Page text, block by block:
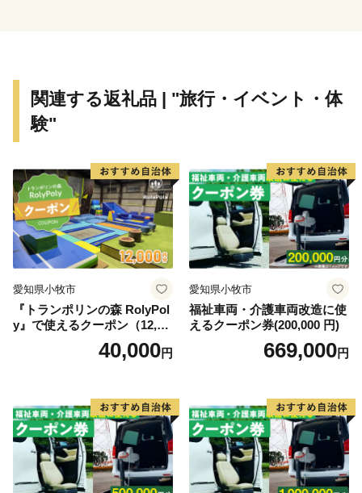
れ、京阪神地域へは、JR紀勢本線、国道42号、高速道
路(近畿自動車道紀勢線)などにより約2〜3時間でむすば
★ABCテレビのニュース情報番組「キャスト」で「井
戸畳店」が紹介されました！
👉inoca SETTA WOMEN【葡萄×紫紺】（雪駄・女性
用）
👉inoca SETTA MEN【濡羽×茜】（雪駄・男性用）
👉inoca SETTA OVERSEAS【牡丹×紫紺】（雪駄・海
外用）
👉inoca CASE CARD【山吹×紫紺】（カードケース）
関連する返礼品 | "旅行・イベント・体
験"
愛知県小牧市
『トランポリンの森 RolyPol
y』で使えるクーポン（12,00
40,000円
愛知県小牧市
福祉車両・介護車両改造に使
えるクーポン券(200,000 円)
669,000円